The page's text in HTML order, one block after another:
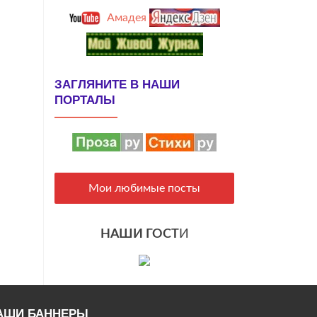
Амадея
ЗАГЛЯНИТЕ В НАШИ
ПОРТАЛЫ
Мои любимые посты
НАШИ ГОСТИ
БАННЕРЫ